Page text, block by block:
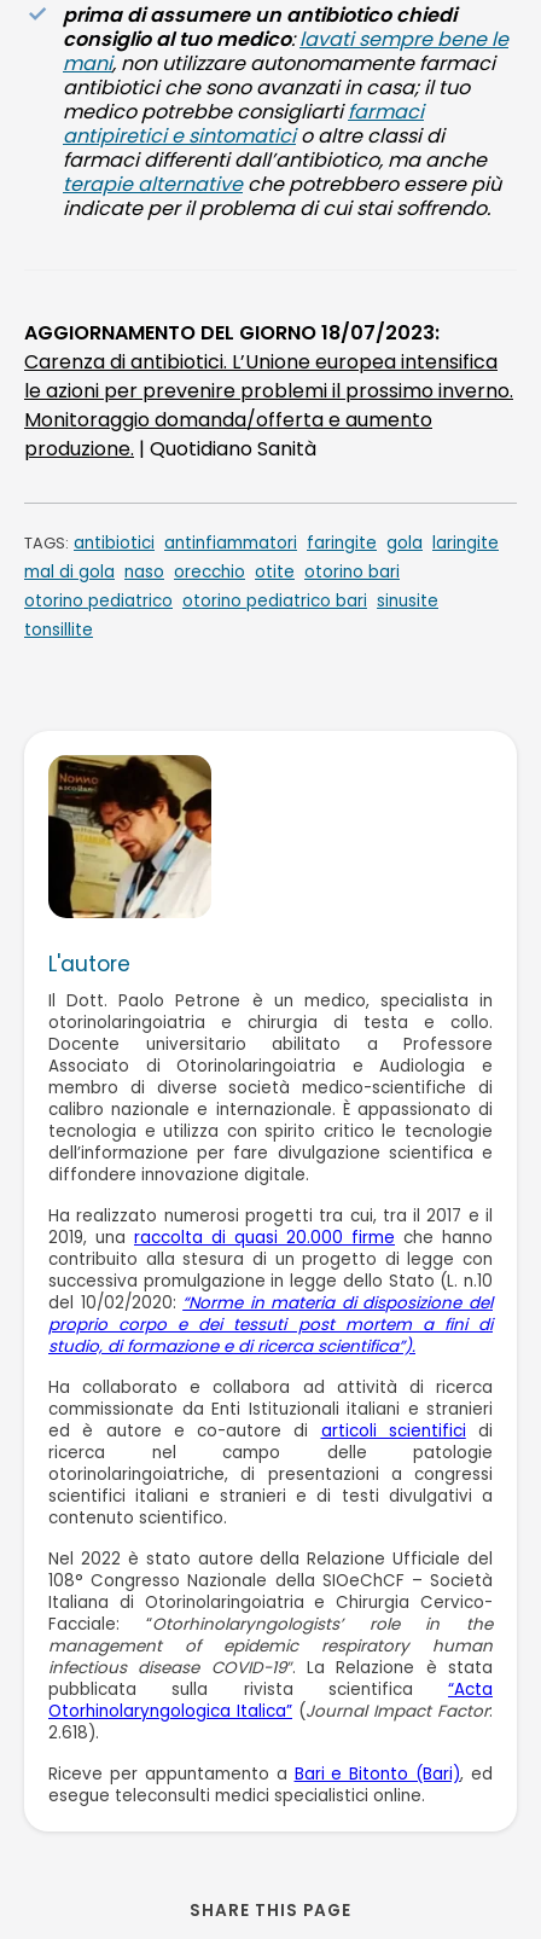
prima di assumere un antibiotico chiedi
consiglio al tuo medico:lavati sempre bene le
mani, non utilizzare autonomamente farmaci
antibiotici che sono avanzati in casa; il tuo
medico potrebbe consigliartifarmaci
antipiretici e sintomaticio altre classi di
farmaci differenti dall’antibiotico, ma anche
terapie alternativeche potrebbero essere più
indicate per il problema di cui stai soffrendo.
AGGIORNAMENTO DEL GIORNO 18/07/2023:
Carenza di antibiotici. L’Unione europea intensifica
le azioni per prevenire problemi il prossimo inverno.
Monitoraggio domanda/offerta e aumento
produzione. | Quotidiano Sanità
TAGS: antibiotici antinfiammatori faringite gola laringite
mal di gola naso orecchio otite otorino bari
otorino pediatrico otorino pediatrico bari sinusite
tonsillite
L'autore
Il Dott. Paolo Petrone è un medico, specialista in
otorinolaringoiatria e chirurgia di testa e collo.
Docente universitario abilitato a Professore
Associato di Otorinolaringoiatria e Audiologia e
membro di diverse società medico-scientifiche di
calibro nazionale e internazionale. È appassionato di
tecnologia e utilizza con spirito critico le tecnologie
dell’informazione per fare divulgazione scientifica e
diffondere innovazione digitale.
Ha realizzato numerosi progetti tra cui, tra il 2017 e il
2019, una raccolta di quasi 20.000 firme che hanno
contribuito alla stesura di un progetto di legge con
successiva promulgazione in legge dello Stato (L. n.10
del 10/02/2020: “Norme in materia di disposizione del
proprio corpo e dei tessuti post mortem a fini di
studio, di formazione e di ricerca scientifica”).
Ha collaborato e collabora ad attività di ricerca
commissionate da Enti Istituzionali italiani e stranieri
ed è autore e co-autore di articoli scientifici di
ricerca nel campo delle patologie
otorinolaringoiatriche, di presentazioni a congressi
scientifici italiani e stranieri e di testi divulgativi a
contenuto scientifico.
Nel 2022 è stato autore della Relazione Ufficiale del
108° Congresso Nazionale della SIOeChCF – Società
Italiana di Otorinolaringoiatria e Chirurgia Cervico-
Facciale: “Otorhinolaryngologists’ role in the
management of epidemic respiratory human
infectious disease COVID-19″. La Relazione è stata
pubblicata sulla rivista scientifica “Acta
Otorhinolaryngologica Italica” (Journal Impact Factor:
2.618).
Riceve per appuntamento a Bari e Bitonto (Bari), ed
esegue teleconsulti medici specialistici online.
SHARE THIS PAGE